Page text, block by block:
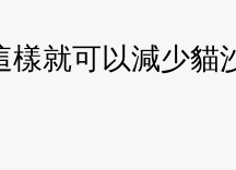
樣就可以減少貓